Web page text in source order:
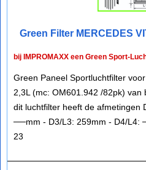
Green Filter MERCEDES
bij IMPROMAXX een Green Sport-
Green Paneel Sportluchtfilter
2,3L (mc: OM601.942 /82pk) van
dit luchtfilter heeft de afmetingen
──mm - D3/L3: 259mm - D4/L4:
23